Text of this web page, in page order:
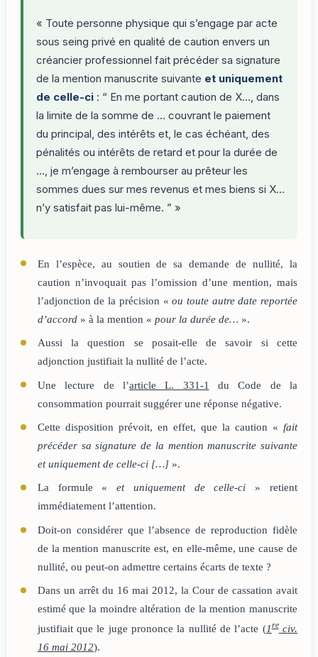
« Toute personne physique qui s’engage par acte
sous seing privé en qualité de caution envers un
créancier professionnel fait précéder sa signature
de la mention manuscrite suivante et uniquement
de celle-ci : “ En me portant caution de X…, dans
la limite de la somme de … couvrant le paiement
du principal, des intérêts et, le cas échéant, des
pénalités ou intérêts de retard et pour la durée de
…, je m’engage à rembourser au prêteur les
sommes dues sur mes revenus et mes biens si X…
n’y satisfait pas lui-même. ” »
En l’espèce, au soutien de sa demande de nullité, la
caution n’invoquait pas l’omission d’une mention, mais
l’adjonction de la précision «ou toute autre date reportée
d’accord» à la mention « pour la durée de…».
Aussi la question se posait-elle de savoir si cette
adjonction justifiait la nullité de l’acte.
Une lecture de l’article L. 331-1
du Code de la
consommation pourrait suggérer une réponse négative.
Cette disposition prévoit, en effet, que la caution « fait
précéder sa signature de la mention manuscrite suivante
et uniquement de celle-ci […] ».
La formule «et uniquement de celle-ci » retient
immédiatement l’attention.
Doit-on considérer que l’absence de reproduction fidèle
de la mention manuscrite est, en elle-même, une cause de
nullité, ou peut-on admettre certains écarts de texte ?
Dans un arrêt du 16 mai 2012, la Cour de cassation avait
estimé que la moindre altération de la mention manuscrite
justifiait que le juge prononce la nullité de l’acte (1reciv.
16 mai 2012).